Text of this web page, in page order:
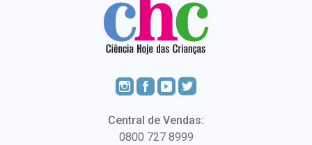
Central de Vendas:
0800 727 8999